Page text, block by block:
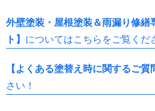
外壁塗装・屋根塗装＆雨漏り修繕
ト】 についてはこちらをご覧くだ
【よくある塗替え時に関するご質
さい！